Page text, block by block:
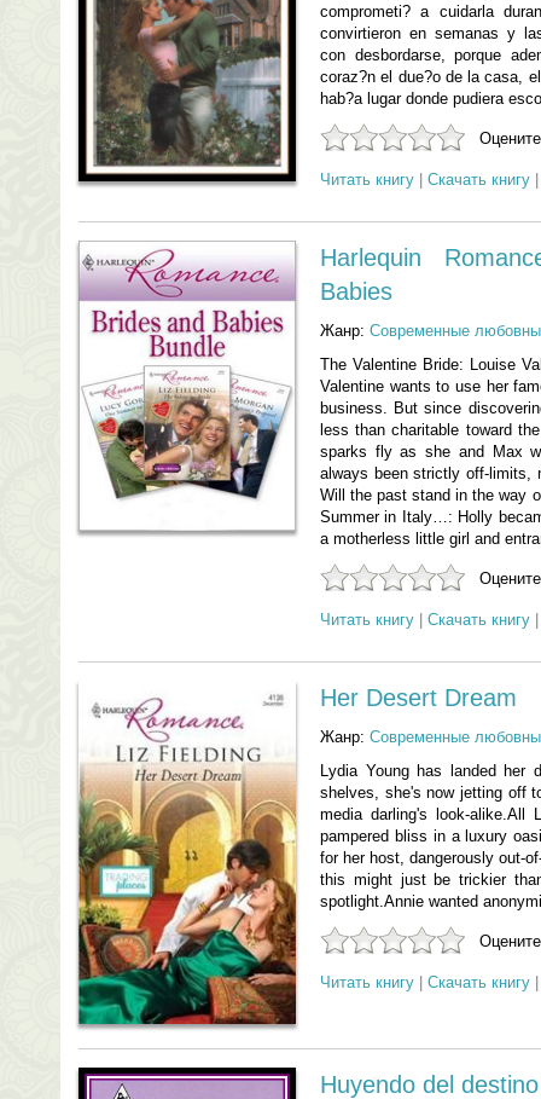
comprometi? a cuidarla
convirtieron en semanas y
con desbordarse, porque
coraz?n el due?o de la casa,
hab?a lugar donde pudiera
Читать книгу Скачать книгу
Harlequin
Babies
Жанр: Современные
The Valentine Bride: Louise
Valentine wants to use her
business. But since
less than charitable toward
sparks fly as she and Max
always been strictly off-limits,
Will the past stand in the way
Summer in Italy…: Holly
a motherless little girl and
Читать книгу Скачать книгу
Her Desert Dream
Жанр: Современные
Lydia Young has landed her
shelves, she's now jetting off
media darling's look-
pampered bliss in a luxury
for her host, dangerously out-
this might just be trickier
spotlight.Annie wanted
Читать книгу Скачать книгу
Huyendo del destino